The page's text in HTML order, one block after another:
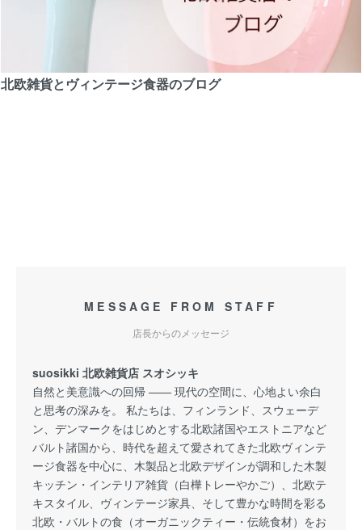
北欧雑貨とヴィンテージ食器のブログ
MESSAGE FROM STAFF
店長からのメッセージ
suosikki 北欧雑貨店 スオシッキ
自然と美意識への回帰 —— 現代の空間に、心地よい余白
と思考の深みを。 私たちは、フィンランド、スウェーデ
ン、デンマークをはじめとする北欧諸国やエストニアなど
バルト諸国から、時代を超えて愛されてきた北欧ヴィンテ
ージ食器を中心に、木製品と北欧デザインが調和した木製
キッチン・インテリア雑貨（白樺トレーやかご）、北欧テ
キスタイル、ヴィンテージ家具、そして豊かな時間を彩る
北欧・バルトの食（オーガニックティー・伝統食材）をお